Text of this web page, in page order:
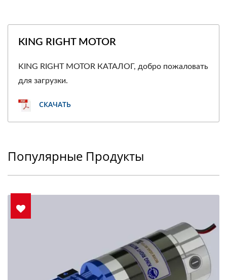
KING RIGHT MOTOR
KING RIGHT MOTOR КАТАЛОГ, добро пожаловать
для загрузки.
СКАЧАТЬ
Популярные Продукты